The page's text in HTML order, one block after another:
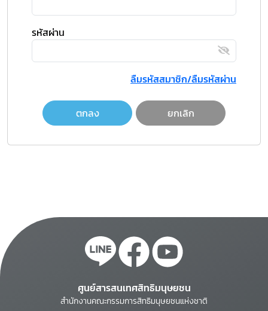
รหัสผ่าน
ลืมรหัสสมาชิก/ลืมรหัสผ่าน
ตกลง ยกเลิก
ศูนย์สารสนเทศสิทธิมนุษยชน
สำนักงานคณะกรรมการสิทธิมนุษยชนแห่งชาติ